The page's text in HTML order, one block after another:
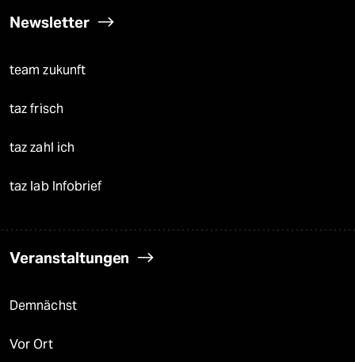
Newsletter
team zukunft
taz frisch
taz zahl ich
taz lab Infobrief
Veranstaltungen
Demnächst
Vor Ort